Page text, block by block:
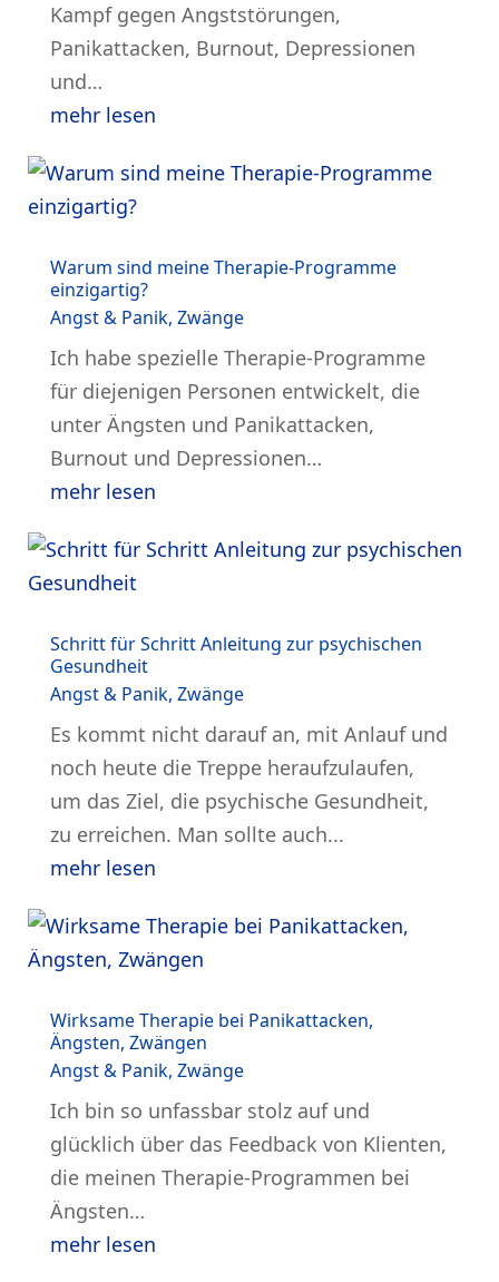
Kampf gegen Angststörungen,
Panikattacken, Burnout, Depressionen
und…
mehr lesen
Warum sind meine Therapie-Programme
einzigartig?
Angst & Panik, Zwänge
Ich habe spezielle Therapie-Programme
für diejenigen Personen entwickelt, die
unter Ängsten und Panikattacken,
Burnout und Depressionen…
mehr lesen
Schritt für Schritt Anleitung zur psychischen
Gesundheit
Angst & Panik, Zwänge
Es kommt nicht darauf an, mit Anlauf und
noch heute die Treppe heraufzulaufen,
um das Ziel, die psychische Gesundheit,
zu erreichen. Man sollte auch...
mehr lesen
Wirksame Therapie bei Panikattacken,
Ängsten, Zwängen
Angst & Panik, Zwänge
Ich bin so unfassbar stolz auf und
glücklich über das Feedback von Klienten,
die meinen Therapie-Programmen bei
Ängsten…
mehr lesen